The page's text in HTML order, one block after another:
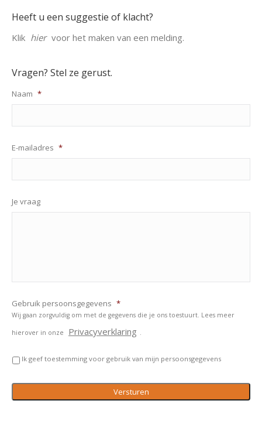
Heeft u een suggestie of klacht?
Klik hier voor het maken van een melding.
Vragen? Stel ze gerust.
Naam *
E-mailadres *
Je vraag
Gebruik persoonsgegevens *
Wij gaan zorgvuldig om met de gegevens die je ons toestuurt. Lees meer
hierover in onze Privacyverklaring .
Ik geef toestemming voor gebruik van mijn persoonsgegevens